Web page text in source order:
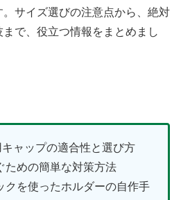
サイズ選びの注意点から、絶対
で、役立つ情報をまとめまし
ャップの適合性と選び方
めの簡単な対策方法
を使ったホルダーの自作手